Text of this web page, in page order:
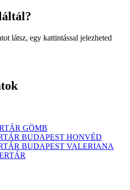
látsz, egy kattintással jelezheted
GÖMB
BUDAPEST HONVÉD
BUDAPEST VALERIANA